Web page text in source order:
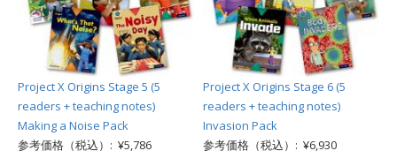
Project X Origins Stage 5 (5
readers + teaching notes)
Making a Noise Pack
参考価格（税込）: ¥5,786
Project X Origins Stage 6 (5
readers + teaching notes)
Invasion Pack
参考価格（税込）: ¥6,930